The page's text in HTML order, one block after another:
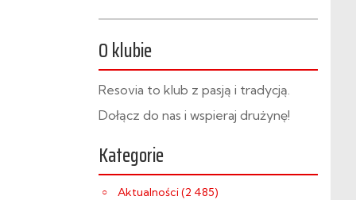
O klubie
Resovia to klub z pasją i tradycją.
Dołącz do nas i wspieraj drużynę!
Kategorie
Aktualności (2 485)